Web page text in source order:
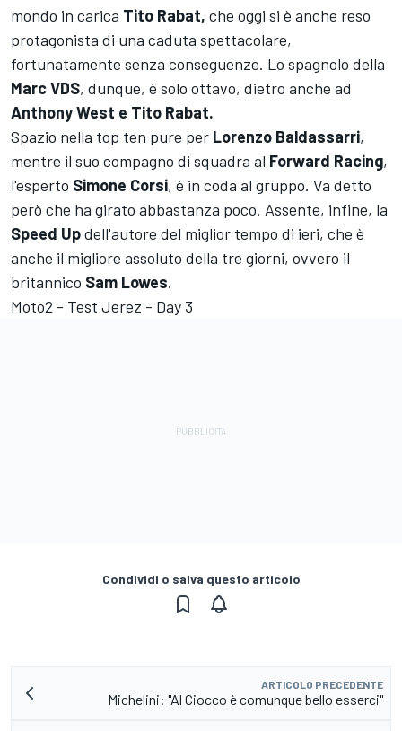
mondo in carica Tito Rabat, che oggi si è anche reso
protagonista di una caduta spettacolare,
fortunatamente senza conseguenze. Lo spagnolo della
Marc VDS, dunque, è solo ottavo, dietro anche ad
Anthony West e Tito Rabat.
Spazio nella top ten pure per Lorenzo Baldassarri,
mentre il suo compagno di squadra al Forward Racing,
l'esperto Simone Corsi, è in coda al gruppo. Va detto
però che ha girato abbastanza poco. Assente, infine, la
Speed Updell'autore del miglior tempo di ieri, che è
anche il migliore assoluto della tre giorni, ovvero il
britannico Sam Lowes.
Moto2 - Test Jerez - Day 3
Condividi o salva questo articolo
ARTICOLO PRECEDENTE
Michelini: "Al Ciocco è comunque bello esserci"